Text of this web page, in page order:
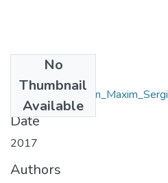
No
Thumbnail
Available
Date
2017
Authors